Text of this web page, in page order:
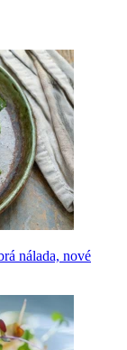
nálada, nové